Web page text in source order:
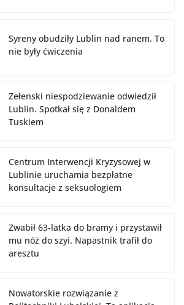
Syreny obudziły Lublin nad ranem. To
nie były ćwiczenia
Zełenski niespodziewanie odwiedził
Lublin. Spotkał się z Donaldem
Tuskiem
Centrum Interwencji Kryzysowej w
Lublinie uruchamia bezpłatne
konsultacje z seksuologiem
Zwabił 63-latka do bramy i przystawił
mu nóż do szyi. Napastnik trafił do
aresztu
Nowatorskie rozwiązanie z